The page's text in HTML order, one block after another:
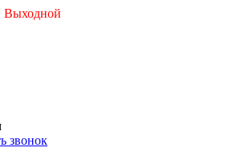
Выходной
звонок